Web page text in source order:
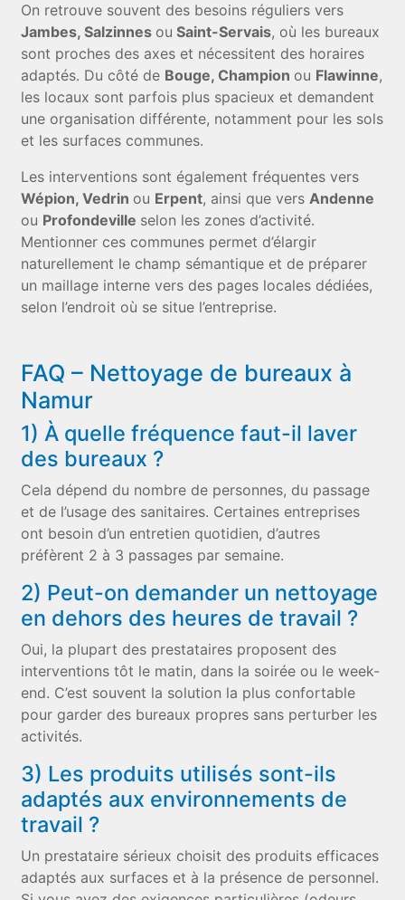
On retrouve souvent des besoins réguliers vers
Jambes, Salzinnes ou Saint-Servais, où les bureaux
sont proches des axes et nécessitent des horaires
adaptés. Du côté de Bouge, Champion ou Flawinne,
les locaux sont parfois plus spacieux et demandent
une organisation différente, notamment pour les sols
et les surfaces communes.
Les interventions sont également fréquentes vers
Wépion, Vedrin ou Erpent, ainsi que versAndenne
ou Profondeville selon les zones d’activité.
Mentionner ces communes permet d’élargir
naturellement le champ sémantique et de préparer
un maillage interne vers des pages locales dédiées,
selon l’endroit où se situe l’entreprise.
FAQ – Nettoyage de bureaux à
Namur
1) À quelle fréquence faut-il laver
des bureaux ?
Cela dépend du nombre de personnes, du passage
et de l’usage des sanitaires. Certaines entreprises
ont besoin d’un entretien quotidien, d’autres
préfèrent 2 à 3 passages par semaine.
2) Peut-on demander un nettoyage
en dehors des heures de travail ?
Oui, la plupart des prestataires proposent des
interventions tôt le matin, dans la soirée ou le week-
end. C’est souvent la solution la plus confortable
pour garder des bureaux propres sans perturber les
activités.
3) Les produits utilisés sont-ils
adaptés aux environnements de
travail ?
Un prestataire sérieux choisit des produits efficaces
adaptés aux surfaces et à la présence de personnel.